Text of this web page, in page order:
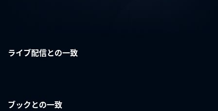
ライブ配信との一致
ブックとの一致